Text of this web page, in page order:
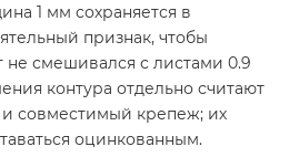
1 мм сохраняется в
признак, чтобы
смешивался с листами 0.9
контура отдельно считают
совместимый крепеж; их
оцинкованным.